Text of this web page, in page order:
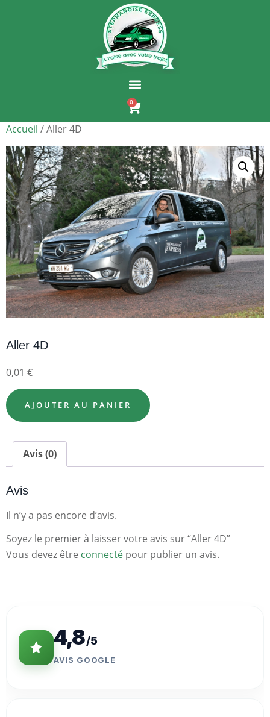
0
Accueil / Aller 4D
Aller 4D
0,01 €
AJOUTER AU PANIER
Avis (0)
Avis
Il n’y a pas encore d’avis.
Soyez le premier à laisser votre avis sur “Aller 4D”
Vous devez être connecté pour publier un avis.
4,8/5
AVIS GOOGLE